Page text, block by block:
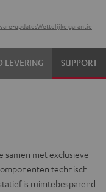
updatesWettelijke garantie
LEVERING SUPPORT
samen met exclusieve
technisch
is ruimtebesparend